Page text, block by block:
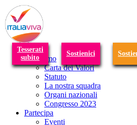
Tesserati
subito
Sostienici
Chi siamo
Carta dei Valori
Statuto
La nostra squadra
Organi nazionali
Congresso 2023
Partecipa
Eventi